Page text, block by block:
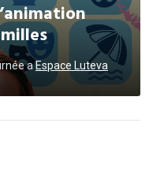
aEspace Luteva